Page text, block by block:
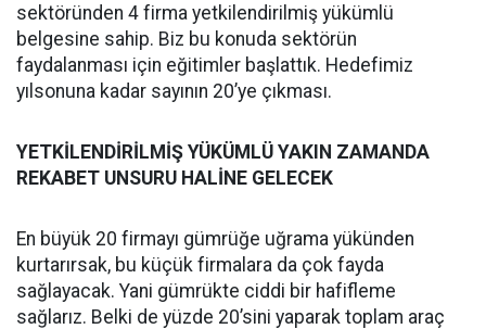
sektöründen 4 firma yetkilendirilmiş yükümlü
belgesine sahip. Biz bu konuda sektörün
faydalanması için eğitimler başlattık. Hedefimiz
yılsonuna kadar sayının 20’ye çıkması.
YETKİLENDİRİLMİŞ YÜKÜMLÜ YAKIN ZAMANDA
REKABET UNSURU HALİNE GELECEK
En büyük 20 firmayı gümrüğe uğrama yükünden
kurtarırsak, bu küçük firmalara da çok fayda
sağlayacak. Yani gümrükte ciddi bir hafifleme
sağlarız. Belki de yüzde 20’sini yaparak toplam araç